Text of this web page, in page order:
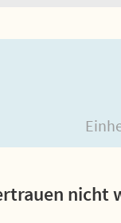
nicht